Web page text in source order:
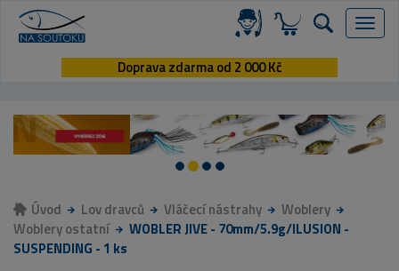
Menu
Doprava zdarma od 2 000 Kč
Úvod Lov dravců Vláčecí nástrahy
Woblery
Woblery ostatní
WOBLER JIVE - 70mm/5.9g/ILUSION -
SUSPENDING - 1 ks